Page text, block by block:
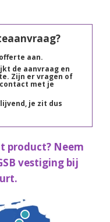
aan.
de aanvraag en
Zijn er vragen of
met je
je zit dus
product? Neem
vestiging bij